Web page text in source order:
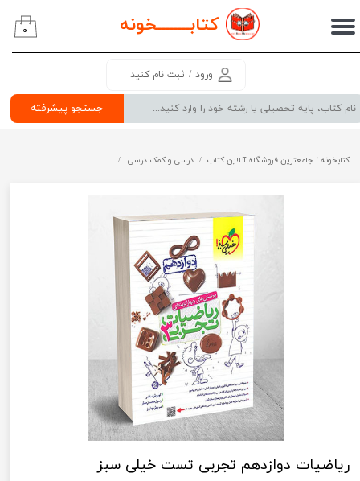
کتابــــــــخونه
جستجو پیشرفته
ورود / ثبت نام کنید
حساب کاربری من
سفارشات
۰
کتابخونه ! جامعترین فروشگاه آنلاین کتاب درسی و کمک درسی
ریاضیات دوازدهم تجربی تست خیلی سبز